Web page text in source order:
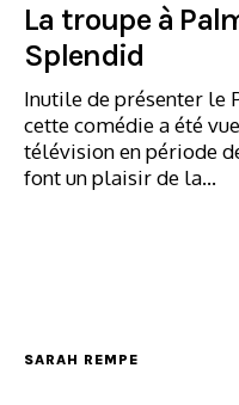
La troupe à
Splendid
Inutile de présenter le
cette comédie a été
télévision en période
font un plaisir de la…
SARAH REMPE